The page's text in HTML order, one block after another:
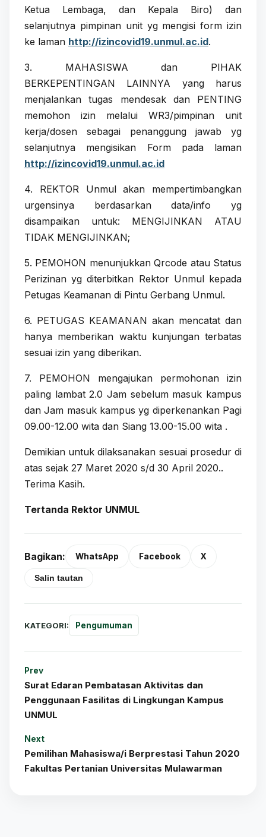
Ketua Lembaga, dan Kepala Biro) dan
selanjutnya pimpinan unit yg mengisi form izin
ke laman http://izincovid19.unmul.ac.id.
3. MAHASISWA dan PIHAK
BERKEPENTINGAN LAINNYA yang harus
menjalankan tugas mendesak dan PENTING
memohon izin melalui WR3/pimpinan unit
kerja/dosen sebagai penanggung jawab yg
selanjutnya mengisikan Form pada laman
http://izincovid19.unmul.ac.id
4. REKTOR Unmul akan mempertimbangkan
urgensinya berdasarkan data/info yg
disampaikan untuk: MENGIJINKAN ATAU
TIDAK MENGIJINKAN;
5. PEMOHON menunjukkan Qrcode atau Status
Perizinan yg diterbitkan Rektor Unmul kepada
Petugas Keamanan di Pintu Gerbang Unmul.
6. PETUGAS KEAMANAN akan mencatat dan
hanya memberikan waktu kunjungan terbatas
sesuai izin yang diberikan.
7. PEMOHON mengajukan permohonan izin
paling lambat 2.0 Jam sebelum masuk kampus
dan Jam masuk kampus yg diperkenankan Pagi
09.00-12.00 wita dan Siang 13.00-15.00 wita .
Demikian untuk dilaksanakan sesuai prosedur di
atas sejak 27 Maret 2020 s/d 30 April 2020..
Terima Kasih.
Tertanda Rektor UNMUL
Bagikan: WhatsApp Facebook X
Salin tautan
KATEGORI: Pengumuman
Prev
Surat Edaran Pembatasan Aktivitas dan
Penggunaan Fasilitas di Lingkungan Kampus
UNMUL
Next
Pemilihan Mahasiswa/i Berprestasi Tahun 2020
Fakultas Pertanian Universitas Mulawarman